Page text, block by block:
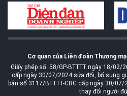
Cơ quan của Liên đoàn Thương
Giấy phép số: 58/GP-BTTTT ngày 18/02/
cấp ngày 30/07/2024 sửa đổi, bổ sung
bản số 3117/BTTTT-CBC cấp ngày 30/
thay đổi người